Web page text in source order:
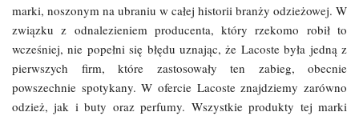
marki, noszonym na ubraniu w całej historii branży odzieżowej. W
związku z odnalezieniem producenta, który rzekomo robił to
wcześniej, nie popełni się błędu uznając, że Lacoste była jedną z
pierwszych firm, które zastosowały ten zabieg, obecnie
powszechnie spotykany. W ofercie Lacoste znajdziemy zarówno
odzież, jak i buty oraz perfumy. Wszystkie produkty tej marki